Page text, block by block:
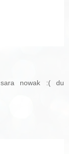
nowak :( du